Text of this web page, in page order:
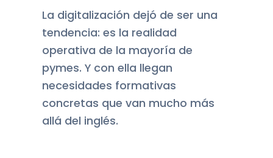
La digitalización dejó de ser una
tendencia: es la realidad
operativa de la mayoría de
pymes. Y con ella llegan
necesidades formativas
concretas que van mucho más
allá del inglés.